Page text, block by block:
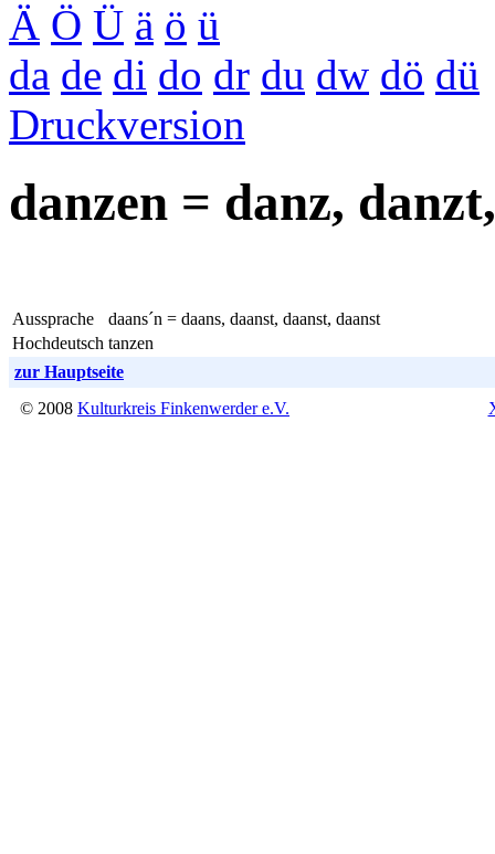
Ä Ö Ü ä ö ü
da de di do dr du dw dö dü
Druckversion
danzen = danz,
Aussprache
daans´n = daans, daanst, daanst, daanst
Hochdeutsch tanzen
zur Hauptseite
© 2008 Kulturkreis Finkenwerder e.V.